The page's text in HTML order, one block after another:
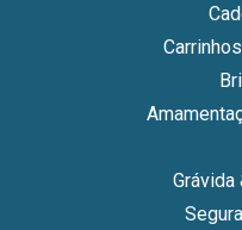
Grávida